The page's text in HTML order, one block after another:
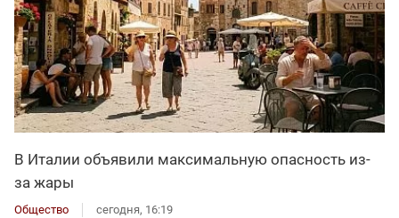
В Италии объявили максимальную опасность из-
за жары
Общество сегодня, 16:19